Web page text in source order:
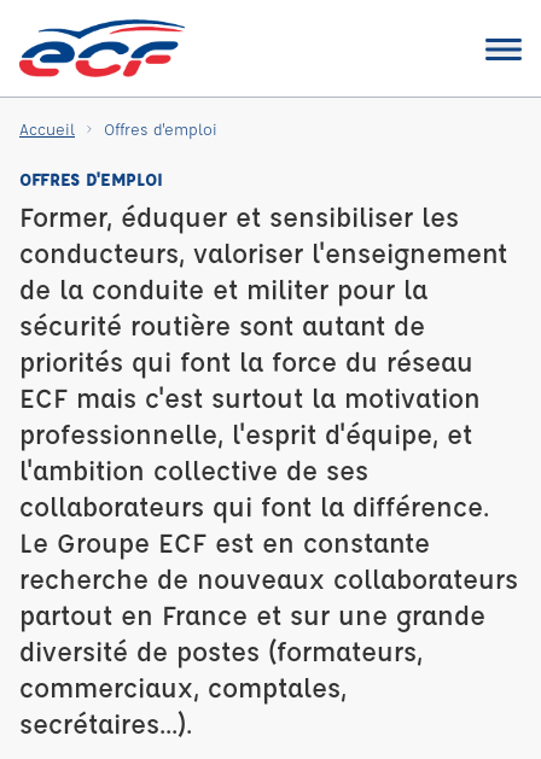
Accueil Offres d'emploi
OFFRES D'EMPLOI
Former, éduquer et sensibiliser les
conducteurs, valoriser l'enseignement
de la conduite et militer pour la
sécurité routière sont autant de
priorités qui font la force du réseau
ECF mais c'est surtout la motivation
professionnelle, l'esprit d'équipe, et
l'ambition collective de ses
collaborateurs qui font la différence.
Le Groupe ECF est en constante
recherche de nouveaux collaborateurs
partout en France et sur une grande
diversité de postes (formateurs,
commerciaux, comptales,
secrétaires...).